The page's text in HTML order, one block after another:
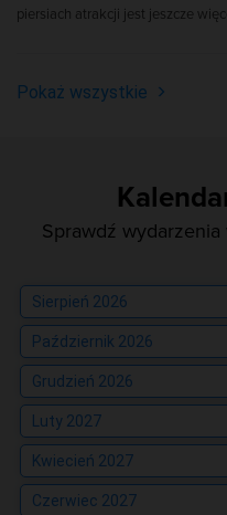
piersiach atrakcji jest jeszcze
Pokaż wszystkie
Sprawdź
Sierpień 2026
Październik 2026
Grudzień 2026
Luty 2027
Kwiecień 2027
Czerwiec 2027